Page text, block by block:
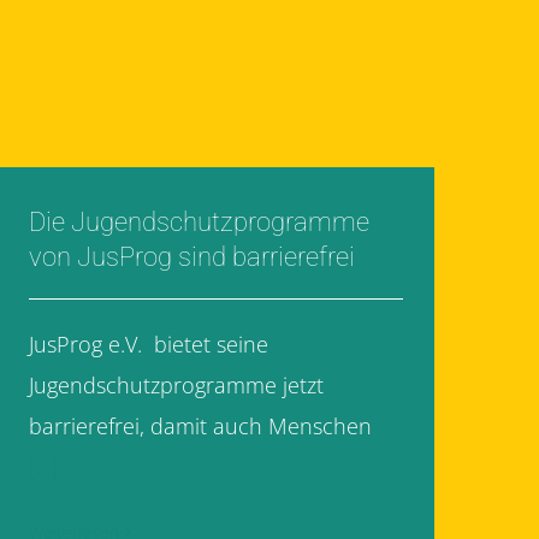
Die Jugendschutzprogramme
von JusProg sind barrierefrei
JusProg e.V. bietet seine
Jugendschutzprogramme jetzt
barrierefrei, damit auch Menschen